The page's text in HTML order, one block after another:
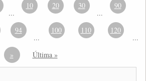
...
10 20 30
...
90
94
...
100 110 120
...
»
Última »